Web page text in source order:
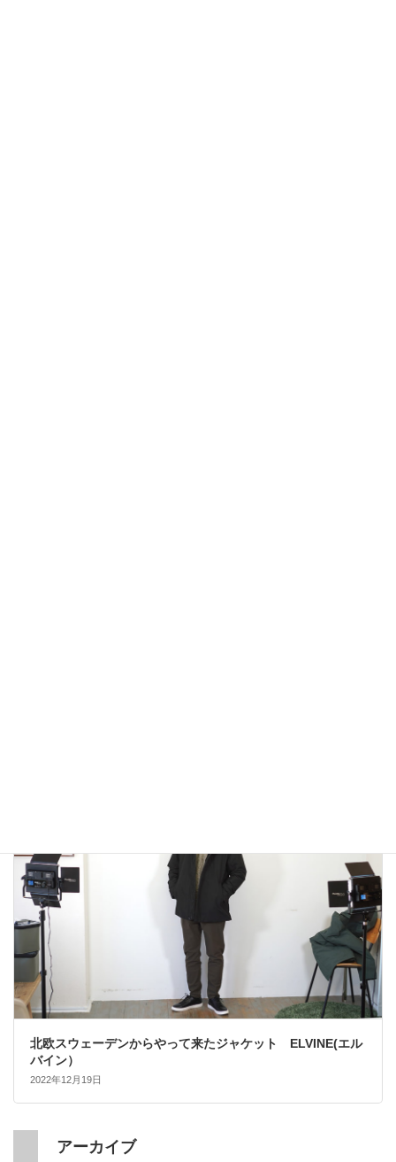
北欧スウェーデンからやって来たジャケット ELVINE(エル
バイン）
2022年12月19日
アーカイブ